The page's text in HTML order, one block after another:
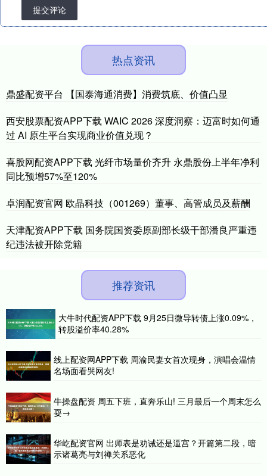
提交评论
热点资讯
鼎盛配资平台 【国泰海通消费】消费筑底、价值凸显
西安股票配资APP下载 WAIC 2026 深度洞察：迈富时如何通
过 AI 原生平台实现商业价值兑现？
喜股网配资APP下载 光纤市场量价齐升 永鼎股份上半年净利
同比预增57%至120%
卓润配资官网 欧晶科技（001269）董事、高管成员及薪酬
天津配资APP下载 国务院国资委原副部长级干部潘良严重违
纪违法被开除党籍
推荐资讯
大牛时代配资APP下载 9月25日微导转债上涨0.09%，
转股溢价率40.28%
线上配资网APP下载 周渝民妻女首次现身，演唱会温情
名场面看哭网友!
牛操盘配资 周五下班，直奔乐山! 三月最后一个周末怎么
耍→
华屹配资官网 出师表是劝诫还是逼宫？开篇第二段，暗
示诸葛亮与刘禅关系恶化